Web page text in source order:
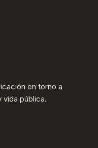
en torno a
vida pública.